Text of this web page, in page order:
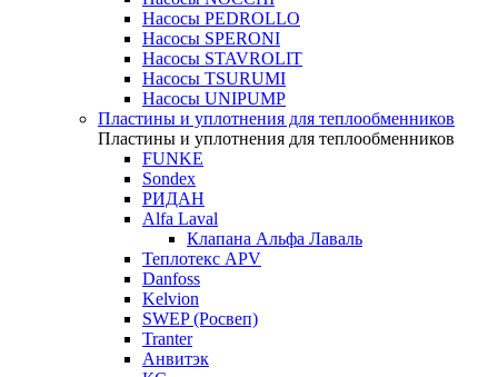
Насосы PEDROLLO
Насосы SPERONI
Насосы STAVROLIT
Насосы TSURUMI
Насосы UNIPUMP
Пластины и уплотнения для теплообменников
Пластины и уплотнения для теплообменников
FUNKE
Sondex
РИДАН
Alfa Laval
Клапана Альфа Лаваль
Теплотекс APV
Danfoss
Kelvion
SWEP (Росвеп)
Tranter
Анвитэк